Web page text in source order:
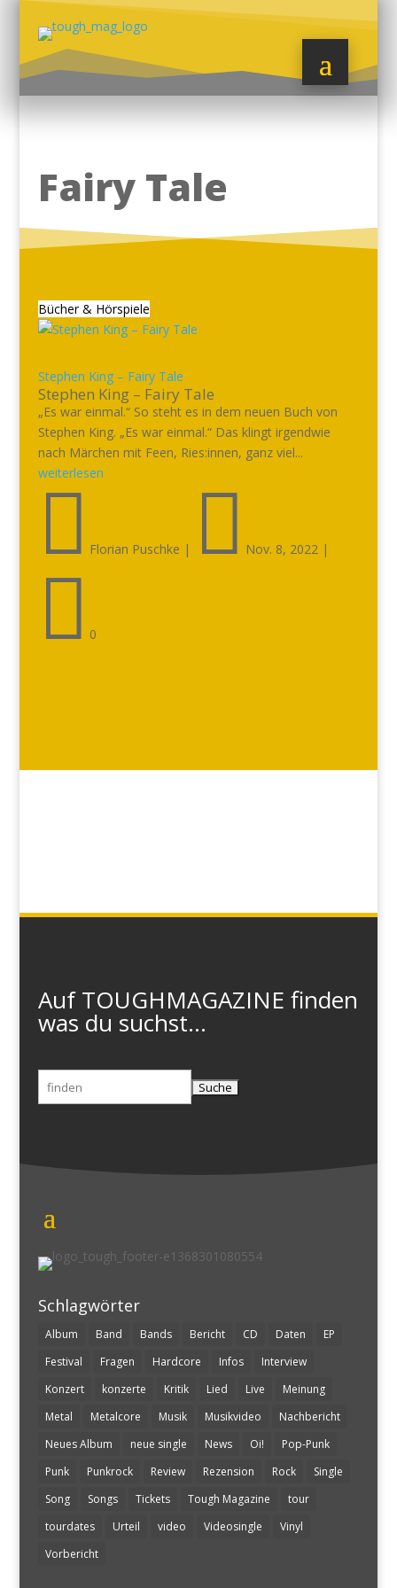
Fairy Tale
Bücher & Hörspiele
Stephen King – Fairy Tale
Stephen King – Fairy Tale
„Es war einmal.“ So steht es in dem neuen Buch von
Stephen King. „Es war einmal.“ Das klingt irgendwie
nach Märchen mit Feen, Ries:innen, ganz viel...
weiterlesen
 Florian Puschke |  Nov. 8, 2022|
 0
Auf TOUGHMAGAZINE finden
was du suchst...
Suchen
nach:
Schlagwörter
Album Band Bands Bericht CD Daten
EP
Festival
Fragen Hardcore Infos
Interview
Konzert
konzerte Kritik Lied Live
Meinung
Metal
Metalcore Musik Musikvideo
Nachbericht
Neues Album
neue single News Oi!
Pop-Punk
Punk
Punkrock Review Rezension Rock
Single
Song
Songs Tickets Tough Magazine
tour
tourdates
Urteil video Videosingle
Vinyl
Vorbericht